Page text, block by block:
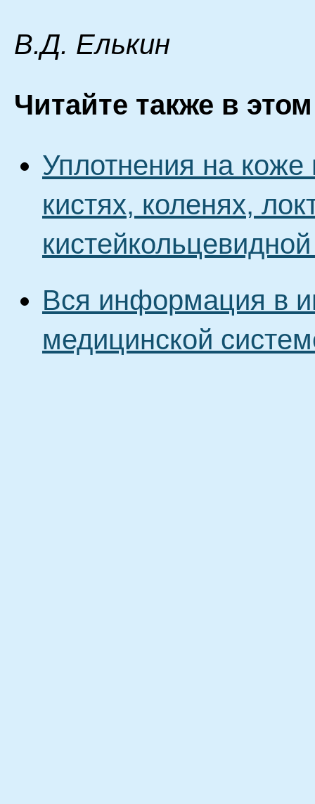
B.Д. Eлькин
Читайте также в
Уплотнения на коже
кистях, коленях,
Вся информация в
медицинской